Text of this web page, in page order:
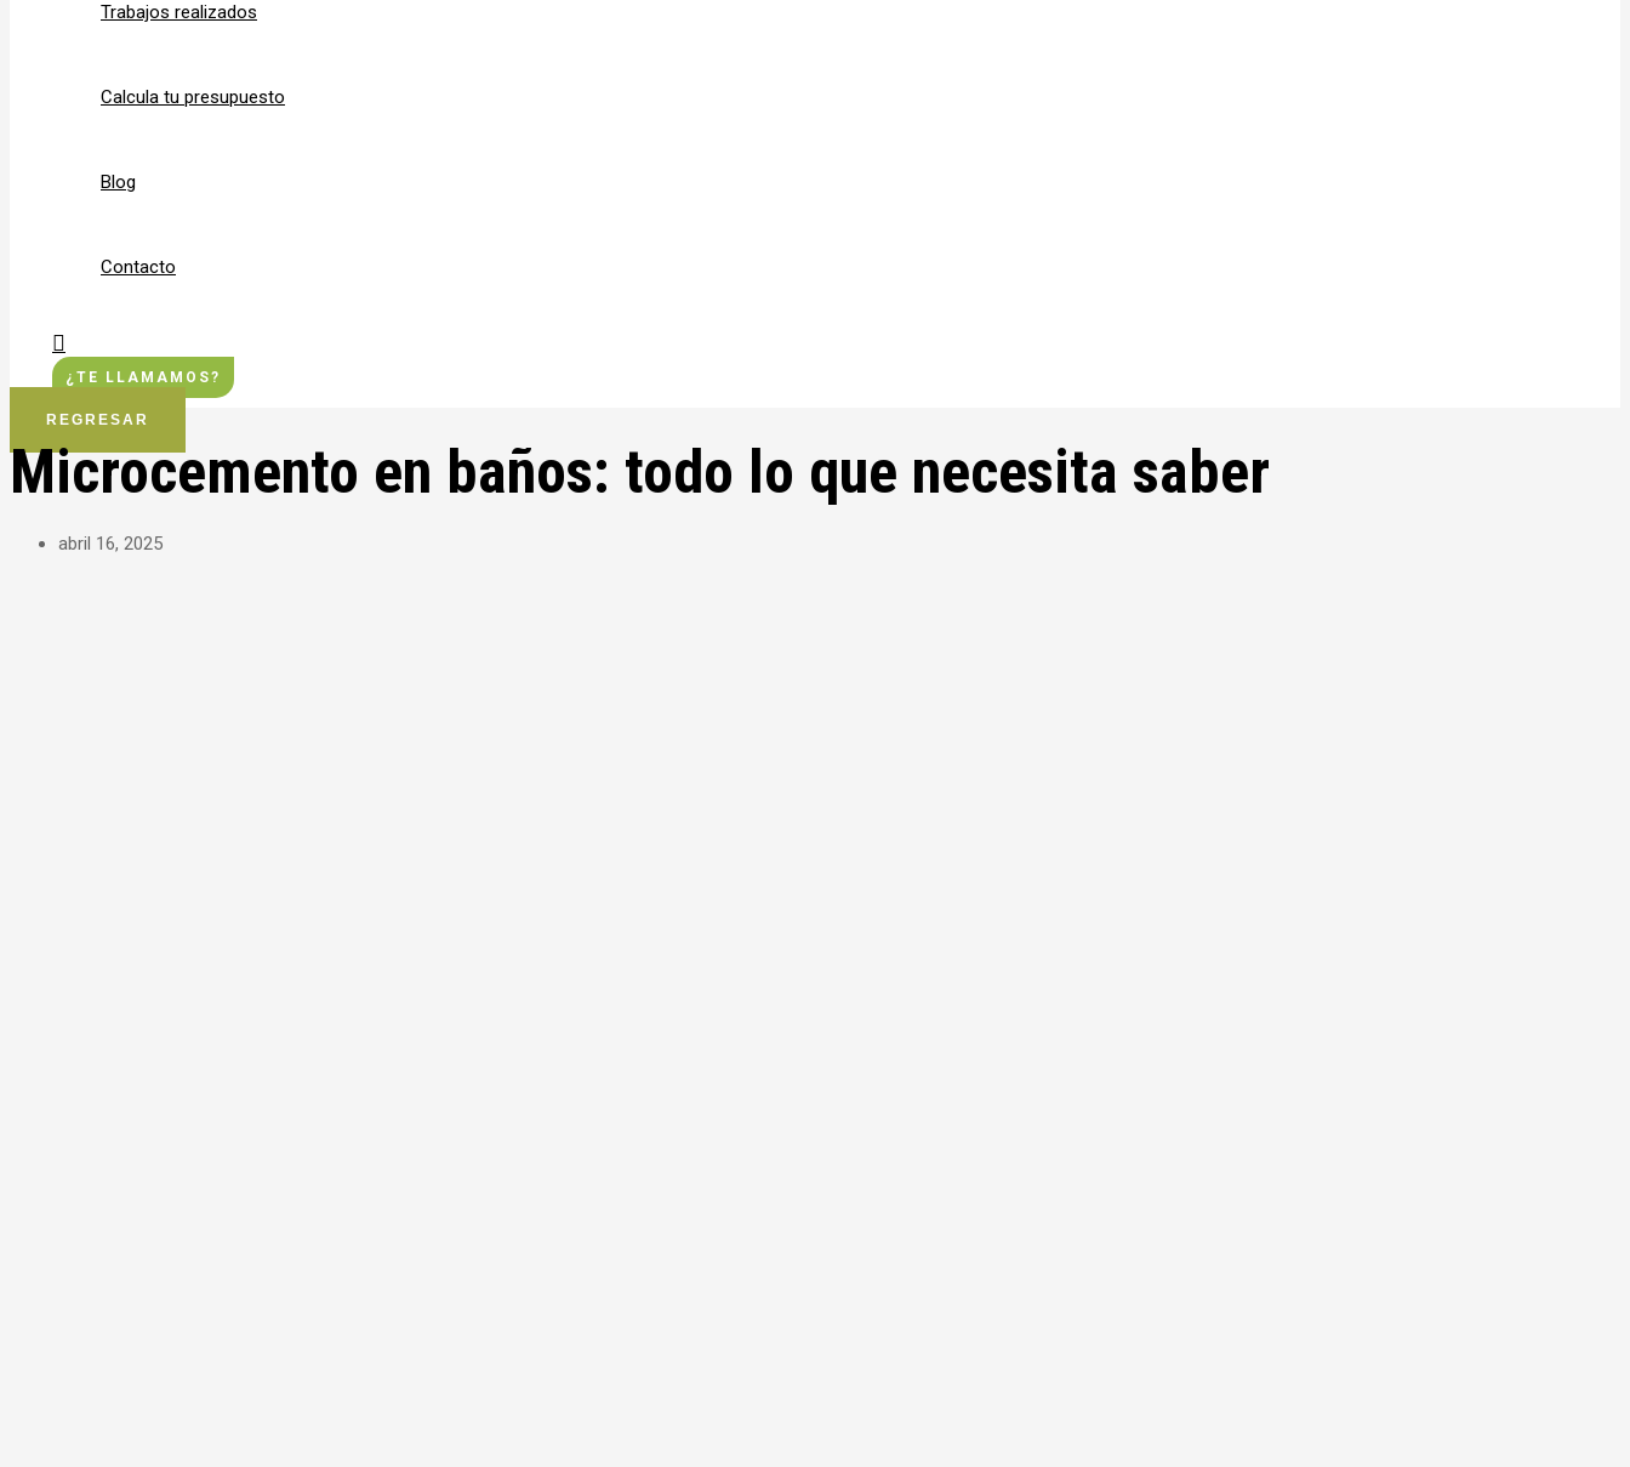
Trabajos realizados
Calcula tu presupuesto
Blog
Contacto
Buscar
¿TE LLAMAMOS?
REGRESAR
Microcemento en baños: todo lo que necesita saber
abril 16, 2025